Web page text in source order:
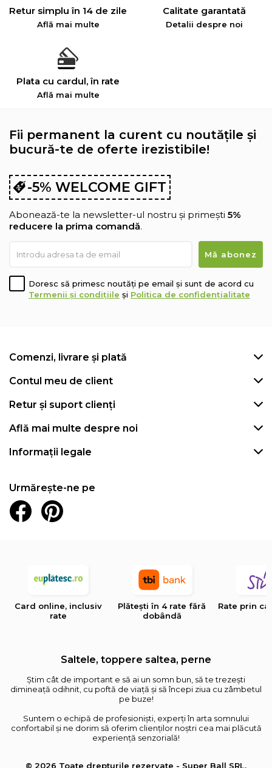
Retur simplu în 14 de zile
Află mai multe
Calitate garantată
Detalii despre noi
Plata cu cardul, în rate
Află mai multe
Fii permanent la curent cu noutățile și
bucură-te de oferte irezistibile!
-5% WELCOME GIFT
Abonează-te la newsletter-ul nostru și primești 5%
reducere la prima comandă.
Doresc să primesc noutăți pe email și sunt de acord cu
Termenii și condițiile și Politica de confidențialitate
Comenzi, livrare și plată
Contul meu de client
Retur și suport clienți
Află mai multe despre noi
Informații legale
Urmărește-ne pe
Card online, inclusiv
rate
Plătești în 4 rate fără
dobândă
Rate prin
Saltele, toppere saltea, perne
Știm cât de important e să ai un somn bun, să te trezești
dimineață odihnit, cu poftă de viață și să începi ziua cu zâmbetul
pe buze!
Suntem o echipă de profesioniști, experți în arta somnului
confortabil și ne dorim să oferim clienților noștri cea mai plăcută
experiență senzorială!
© 2026 Toate drepturile rezervate - Super Ball SRL,